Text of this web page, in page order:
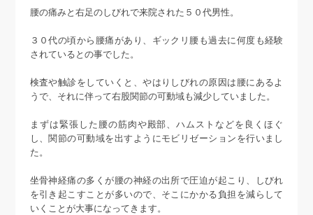
腰の痛みと右足のしびれで来院された５０代男性。
３０代の頃から腰痛があり、ギックリ腰も過去に何度も経験
されているとの事でした。
検査や触診をしていくと、やはりしびれの原因は腰にあるよ
うで、それに伴って右股関節の可動域も減少していました。
まずは緊張した腰の筋肉や殿部、ハムストなどを良くほぐ
し、関節の可動域を出すようにモビリゼーションを行いまし
た。
坐骨神経痛の多くが腰の神経の出所で圧迫が起こり、しびれ
を引き起こすことが多いので、そこにかかる負担を減らして
いくことが大事になってきます。